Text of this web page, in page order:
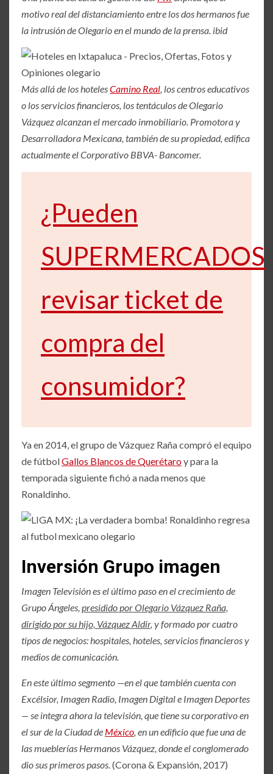
motivo real del distanciamiento entre los dos hermanos fue
la intrusión de Olegario en el mundo de la prensa. ibid
Más allá de los hotelesCamino Real, los centros educativos
o los servicios financieros, los tentáculos de Olegario
Vázquez alcanzan el mercado inmobiliario. Promotora y
Desarrolladora Mexicana, también de su propiedad, edifica
actualmente el Corporativo BBVA- Bancomer.
¿Pueden
SUPERMERCADOS
revisar ticket de
compra del
consumidor?
Ya en 2014, el grupo de Vázquez Raña compró el equipo
de fútbolGallos Blancos de Querétaroy para la
temporada siguiente fichó a nada menos que
Ronaldinho.
Inversión Grupo imagen
Imagen Televisión es el último paso en el crecimiento de
Grupo Ángeles, presidido por Olegario Vázquez Raña,
dirigido por su hijo, Vázquez Aldir, y formado por cuatro
tipos de negocios: hospitales, hoteles, servicios financieros y
medios de comunicación.
En este último segmento —en el que también cuenta con
Excélsior, Imagen Radio, Imagen Digital e Imagen Deportes
— se integra ahora la televisión, que tiene su corporativo en
el sur de la Ciudad de México, en un edificio que fue una de
las mueblerías Hermanos Vázquez, donde el conglomerado
dio sus primeros pasos.(Corona & Expansión, 2017)